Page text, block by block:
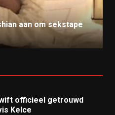
aan om sekstape
officieel getrouwd
Kelce